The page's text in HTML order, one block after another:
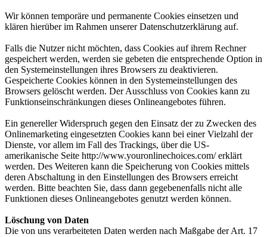
Wir können temporäre und permanente Cookies einsetzen und
klären hierüber im Rahmen unserer Datenschutzerklärung auf.
Falls die Nutzer nicht möchten, dass Cookies auf ihrem Rechner
gespeichert werden, werden sie gebeten die entsprechende Option in
den Systemeinstellungen ihres Browsers zu deaktivieren.
Gespeicherte Cookies können in den Systemeinstellungen des
Browsers gelöscht werden. Der Ausschluss von Cookies kann zu
Funktionseinschränkungen dieses Onlineangebotes führen.
Ein genereller Widerspruch gegen den Einsatz der zu Zwecken des
Onlinemarketing eingesetzten Cookies kann bei einer Vielzahl der
Dienste, vor allem im Fall des Trackings, über die US-
amerikanische Seite http://www.youronlinechoices.com/ erklärt
werden. Des Weiteren kann die Speicherung von Cookies mittels
deren Abschaltung in den Einstellungen des Browsers erreicht
werden. Bitte beachten Sie, dass dann gegebenenfalls nicht alle
Funktionen dieses Onlineangebotes genutzt werden können.
Löschung von Daten
Die von uns verarbeiteten Daten werden nach Maßgabe der Art. 17